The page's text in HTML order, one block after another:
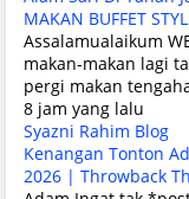
MAKAN BUFFET
Assalamualaikum
makan-makan lagi
pergi makan
8 jam yang lalu
Syazni Rahim Blog
Kenangan Tonton
2026 | Throwback